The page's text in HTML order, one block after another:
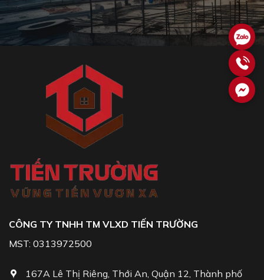
CÔNG TY TNHH TM VLXD TIẾN TRƯỜNG
MST: 0313972500
167A Lê Thị Riêng, Thới An, Quận 12, Thành phố